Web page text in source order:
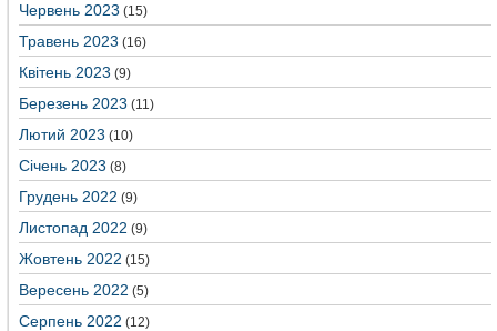
Червень 2023 (15)
Травень 2023 (16)
Квітень 2023 (9)
Березень 2023 (11)
Лютий 2023 (10)
Січень 2023 (8)
Грудень 2022 (9)
Листопад 2022 (9)
Жовтень 2022 (15)
Вересень 2022 (5)
Серпень 2022 (12)